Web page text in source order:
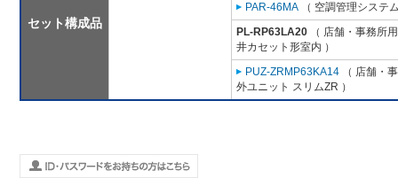
セット構成品
PAR-46MA （ 空調管理システ
PL-RP63LA20 （ 店舗・事務所
井カセット形室内 ）
PUZ-ZRMP63KA14 （ 店舗・
外ユニット スリムZR ）